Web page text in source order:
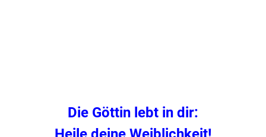
Die Göttin lebt in dir: